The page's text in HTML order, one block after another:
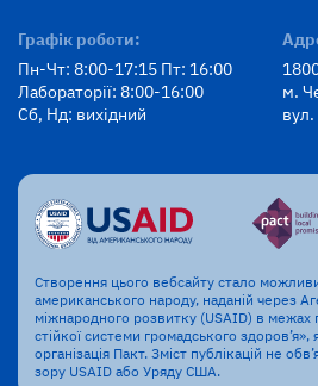
Графік роботи:
Пн-Чт: 8:00-17:15 Пт: 16:00
Лабораторії: 8:00-16:00
Сб, Нд: вихідний
м.
вул.
Створення цього вебсайту стало
американського народу, наданій через
міжнародного розвитку (USAID) в межах
стійкої системи громадського
організація Пакт. Зміст публікацій не
зору USAID або Уряду США.